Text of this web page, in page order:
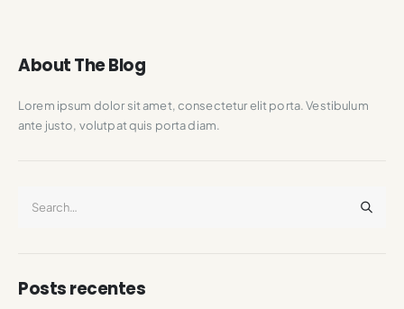
About The Blog
Lorem ipsum dolor sit amet, consectetur elit porta. Vestibulum
ante justo, volutpat quis porta diam.
Posts recentes